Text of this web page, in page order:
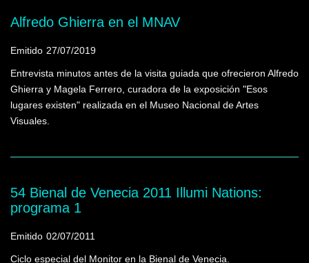
Alfredo Ghierra en el MNAV
Emitido 27/07/2019
Entrevista minutos antes de la visita guiada que ofrecieron Alfredo
Ghierra y Magela Ferrero, curadora de la exposición "Esos
lugares existen" realizada en el Museo Nacional de Artes
Visuales.
54 Bienal de Venecia 2011 Illumi Nations:
programa 1
Emitido 02/07/2011
Ciclo especial del Monitor en la Bienal de Venecia.